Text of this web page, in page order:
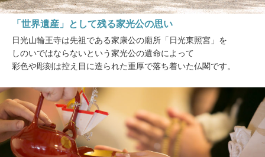
「世界遺産」として残る家光公の思い
日光山輪王寺は先祖である家康公の廟所「日光東照宮」を
しのいではならないという家光公の遺命によって
彩色や彫刻は控え目に造られた重厚で落ち着いた仏閣です。